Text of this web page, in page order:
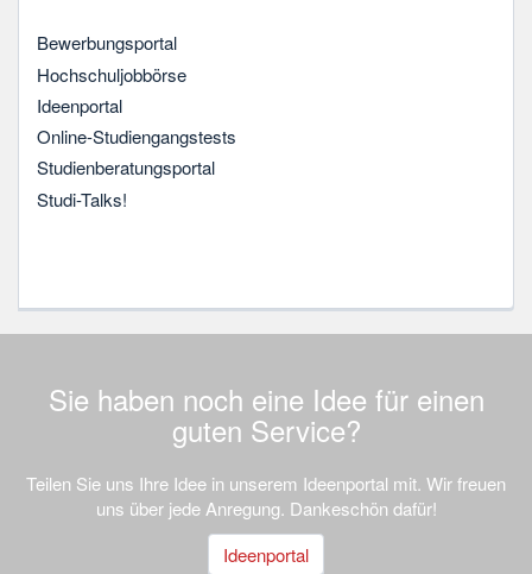
Bewerbungsportal
Hochschuljobbörse
Ideenportal
Online-Studiengangstests
Studienberatungsportal
Studi-Talks!
Sie haben noch eine Idee für einen
guten Service?
Teilen Sie uns Ihre Idee in unserem Ideenportal mit. Wir freuen
uns über jede Anregung. Dankeschön dafür!
Ideenportal